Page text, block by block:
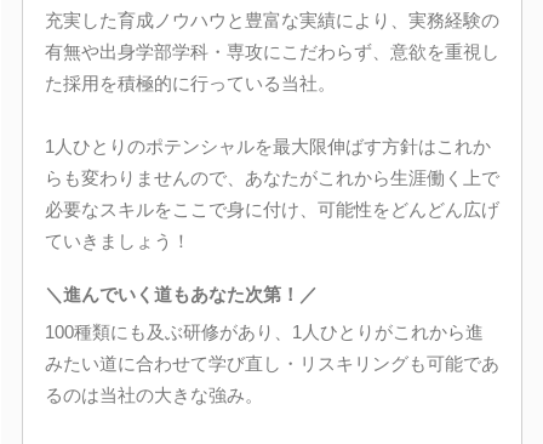
充実した育成ノウハウと豊富な実績により、実務経験の
有無や出身学部学科・専攻にこだわらず、意欲を重視し
た採用を積極的に行っている当社。
1人ひとりのポテンシャルを最大限伸ばす方針はこれか
らも変わりませんので、あなたがこれから生涯働く上で
必要なスキルをここで身に付け、可能性をどんどん広げ
ていきましょう！
＼進んでいく道もあなた次第！／
100種類にも及ぶ研修があり、1人ひとりがこれから進
みたい道に合わせて学び直し・リスキリングも可能であ
るのは当社の大きな強み。